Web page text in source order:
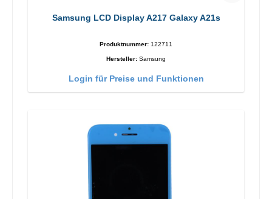
Samsung LCD Display A217 Galaxy A21s
Produktnummer: 122711
Hersteller: Samsung
Login für Preise und Funktionen